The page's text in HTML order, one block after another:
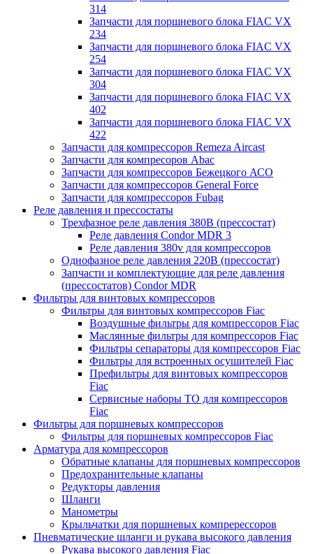
314
Запчасти для поршневого блока FIAC VX
234
Запчасти для поршневого блока FIAC VX
254
Запчасти для поршневого блока FIAC VX
304
Запчасти для поршневого блока FIAC VX
402
Запчасти для поршневого блока FIAC VX
422
Запчасти для компрессоров Remeza Aircast
Запчасти для компресоров Abac
Запчасти для компрессоров Бежецкого АСО
Запчасти для компрессоров General Force
Запчасти для компрессоров Fubag
Реле давления и прессостаты
Трехфазное реле давления 380В (прессостат)
Реле давления Condor MDR 3
Реле давления 380v для компрессоров
Однофазное реле давления 220В (прессостат)
Запчасти и комплектующие для реле давления
(прессостатов) Condor MDR
Фильтры для винтовых компрессоров
Фильтры для винтовых компрессоров Fiac
Воздушные фильтры для компрессоров Fiac
Маслянные фильтры для компрессоров Fiac
Фильтры сепараторы для компрессоров Fiac
Фильтры для встроенных осушителей Fiac
Префильтры для винтовых компрессоров
Fiac
Сервисные наборы ТО для компрессоров
Fiac
Фильтры для поршневых компрессоров
Фильтры для поршневых компрессоров Fiac
Арматура для компрессоров
Обратные клапаны для поршневых компрессоров
Предохранительные клапаны
Редукторы давления
Шланги
Манометры
Крыльчатки для поршневых компререссоров
Пневматические шланги и рукава высокого давления
Рукава высокого давления Fiac